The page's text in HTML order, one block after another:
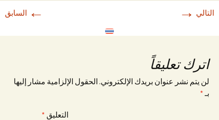
← السابق التالي →
اترك تعليقاً
لن يتم نشر عنوان بريدك الإلكتروني. الحقول الإلزامية مشار إليها
بـ*
التعليق *